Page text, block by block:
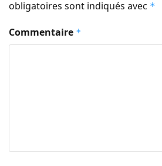
obligatoires sont indiqués avec *
Commentaire *